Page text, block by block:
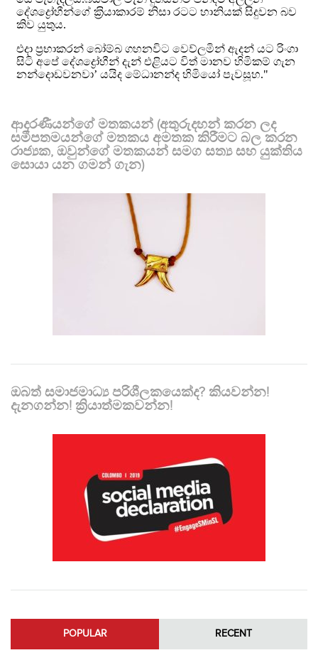
ආදරණීයන්ගේ මතකයන් (අතුරුදහන් කරන ලද
සමීපතමයන්ගේ මතකය අමතක කිරීමට බල කරන
රාජ්‍යක, ඔවුන්ගේ මතකයන් සමග සත්‍ය සහ යුක්තිය
සොයා යන ගමන් ගැන)
ඔබත් සමාජමාධ්‍ය පරිශීලකයෙක්ද? කියවන්න!
දැනගන්න! ක්‍රියාත්මකවන්න!
POPULAR RECENT